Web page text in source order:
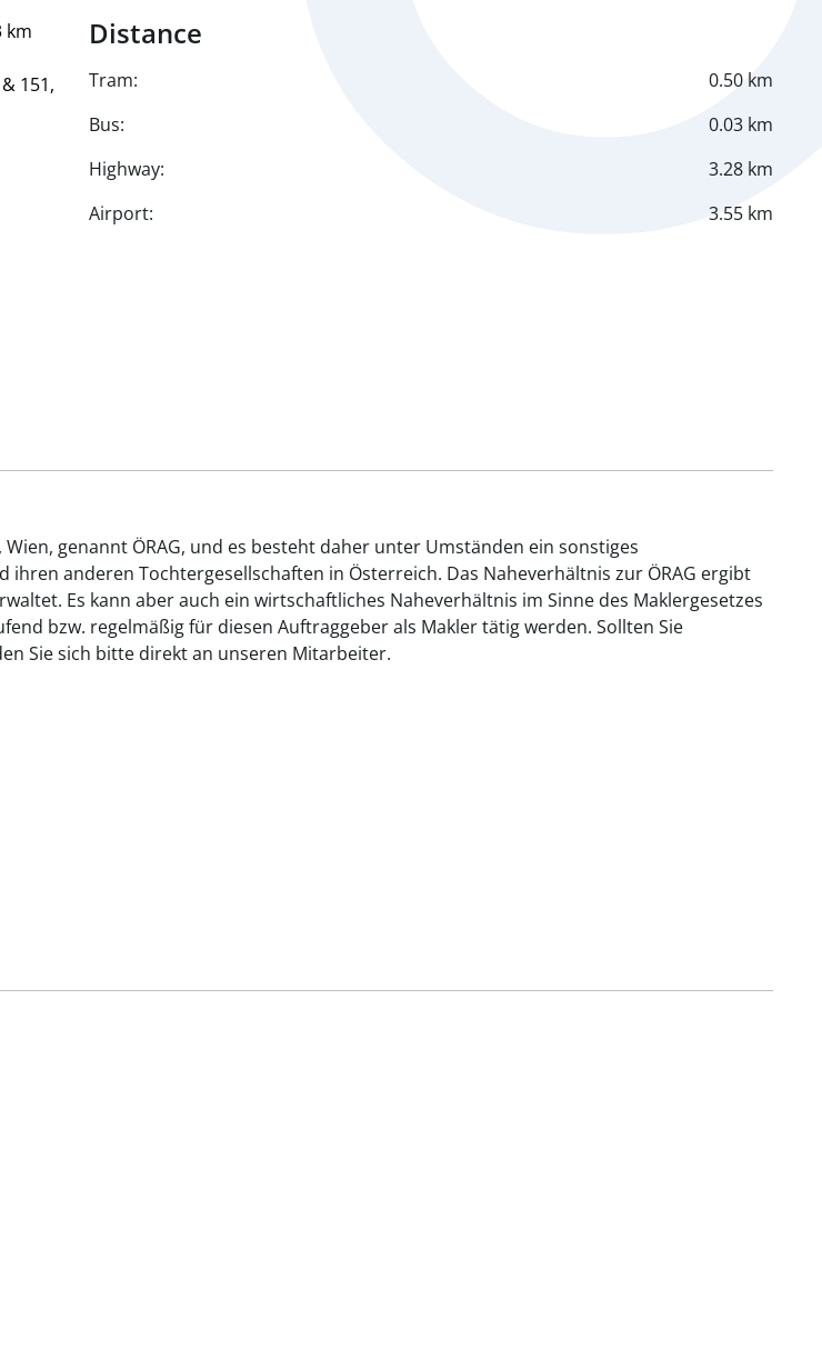
km
151,
Distance
Tram:
0.50 km
Bus:
0.03 km
Highway:
3.28 km
Airport:
3.55 km
genannt ÖRAG, und es besteht daher unter Umständen ein sonstiges
anderen Tochtergesellschaften in Österreich. Das Naheverhältnis zur ÖRAG ergibt
Es kann aber auch ein wirtschaftliches Naheverhältnis im Sinne des Maklergesetzes
bzw. regelmäßig für diesen Auftraggeber als Makler tätig werden. Sollten Sie
Sie sich bitte direkt an unseren Mitarbeiter.